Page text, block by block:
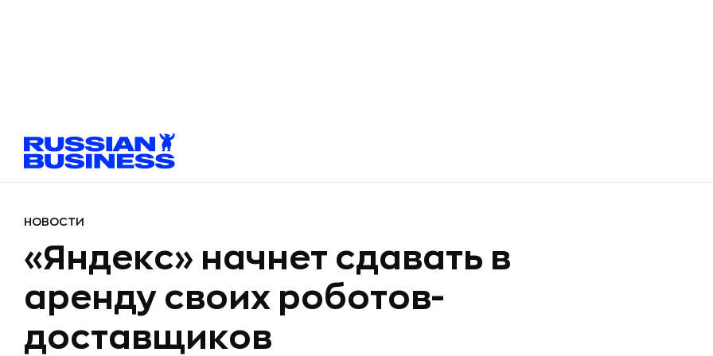
НОВОСТИ
«Яндекс» начнет сдавать в
аренду своих роботов-
доставщиков